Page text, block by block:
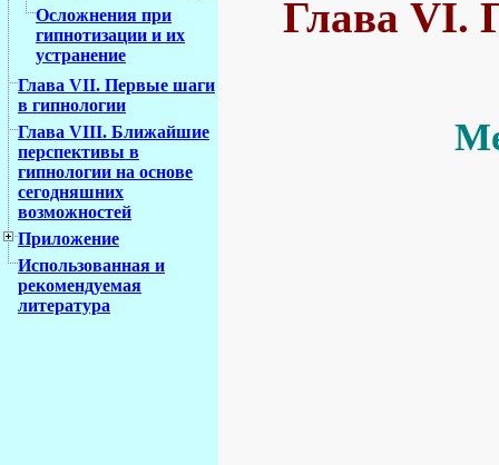
Осложнения при
гипнотизации и их
устранение
Глава VII. Первые шаги
в гипнологии
Глава VIII. Ближайшие
перспективы в
гипнологии на основе
сегодняшних
возможностей
Приложение
Использованная и
рекомендуемая
литература
Глава VI.